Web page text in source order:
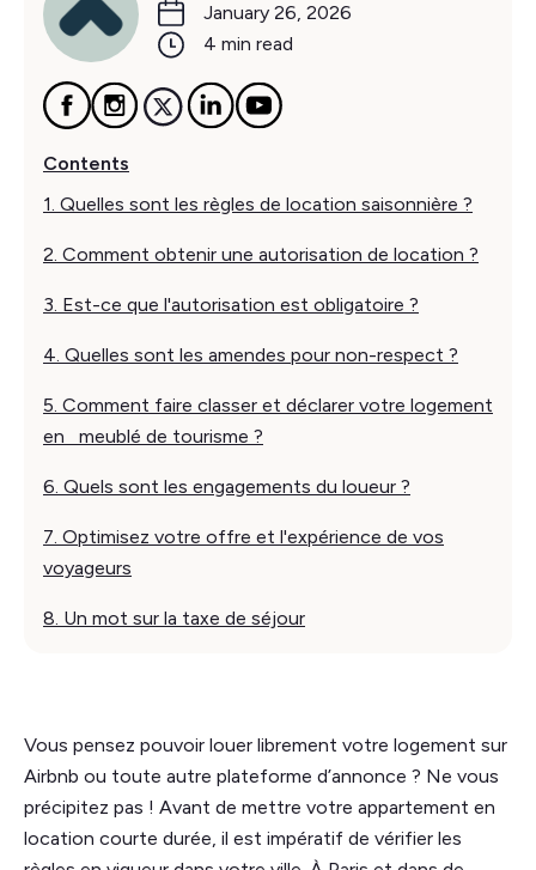
January 26, 2026
4 min read
Contents
1. Quelles sont les règles de location saisonnière ?
2. Comment obtenir une autorisation de location ?
3. Est-ce que l'autorisation est obligatoire ?
4. Quelles sont les amendes pour non-respect ?
5. Comment faire classer et déclarer votre logement
en meublé de tourisme ?
6. Quels sont les engagements du loueur ?
7. Optimisez votre offre et l'expérience de vos
voyageurs
8. Un mot sur la taxe de séjour
Vous pensez pouvoir louer librement votre logement sur
Airbnb ou toute autre plateforme d’annonce ? Ne vous
précipitez pas ! Avant de mettre votre appartement en
location courte durée, il est impératif de vérifier les